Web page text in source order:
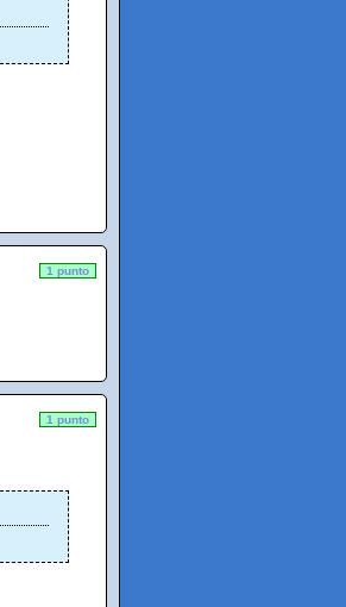
1 punto
1 punto